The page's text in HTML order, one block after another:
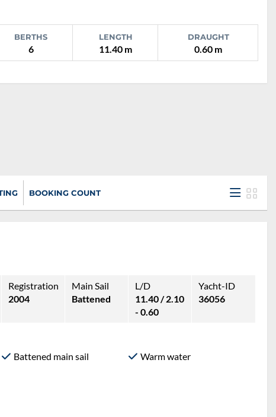
BERTHS
6
LENGTH
11.40 m
DRAUGHT
0.60 m
BOOKING COUNT
Registration
2004
Main Sail
Battened
L/D
11.40 / 2.10
- 0.60
Yacht-ID
36056
Battened main sail Warm water